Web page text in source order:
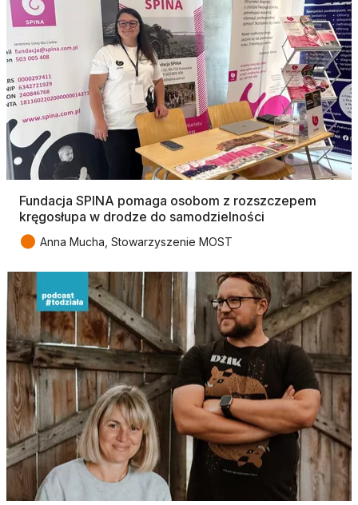
Fundacja SPINA pomaga osobom z rozszczepem
kręgosłupa w drodze do samodzielności
● Anna Mucha, Stowarzyszenie MOST